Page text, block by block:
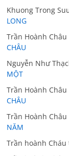
Khuong Trong
LONG
Trần Hoành Châu
CHÂU
Nguyễn Như
MỘT
Trần Hoành Châu
CHÂU
Trần Hoành Châu
NĂM
Trần hoành Cháu